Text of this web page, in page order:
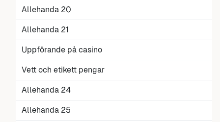
Allehanda 20
Allehanda 21
Uppförande på casino
Vett och etikett pengar
Allehanda 24
Allehanda 25